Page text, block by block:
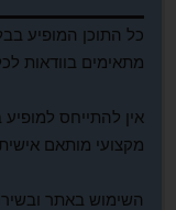
כל התוכן המופיע
מתאימים בוודאות
אין להתייחס למופיע
מקצועי מותאם
השימוש באתר